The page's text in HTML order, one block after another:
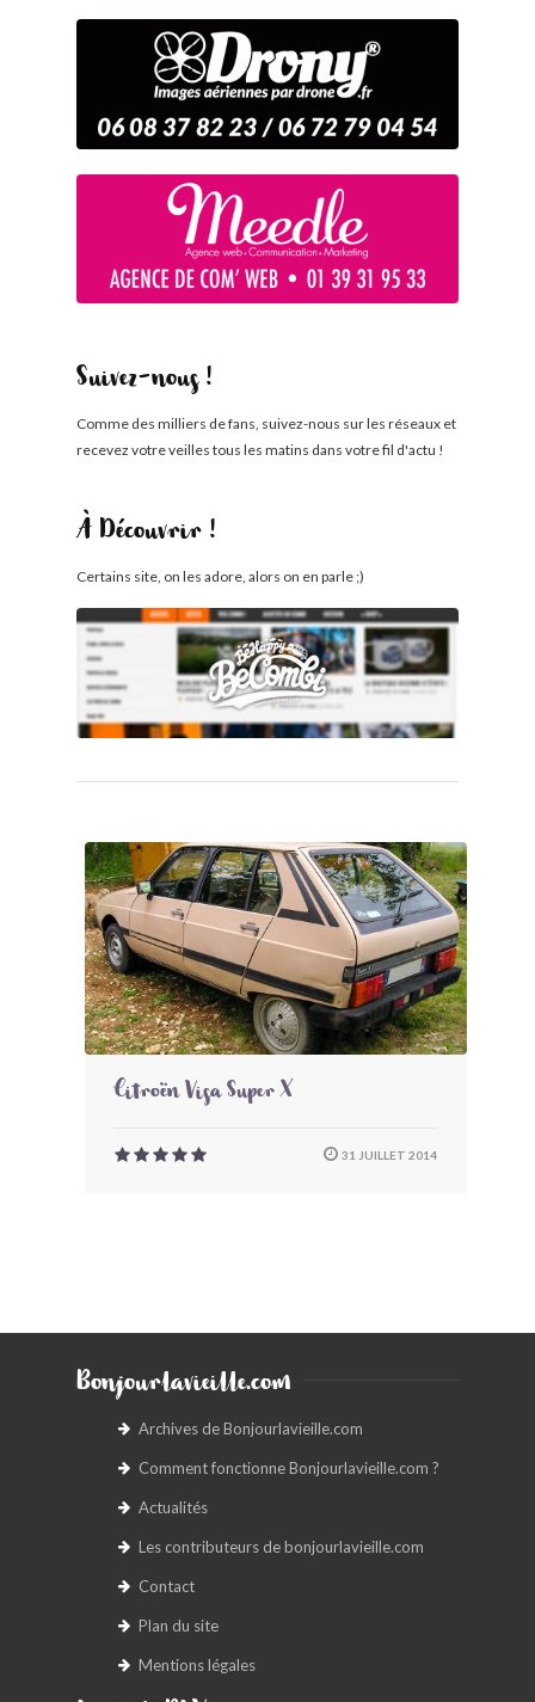
Suivez-nous !
Comme des milliers de fans, suivez-nous sur les réseaux et
recevez votre veilles tous les matins dans votre fil d'actu !
À Découvrir !
Certains site, on les adore, alors on en parle ;)
Citroën Visa Super X
31 JUILLET 2014
Bonjourlavieille.com
Archives de Bonjourlavieille.com
Comment fonctionne Bonjourlavieille.com ?
Actualités
Les contributeurs de bonjourlavieille.com
Contact
Plan du site
Mentions légales